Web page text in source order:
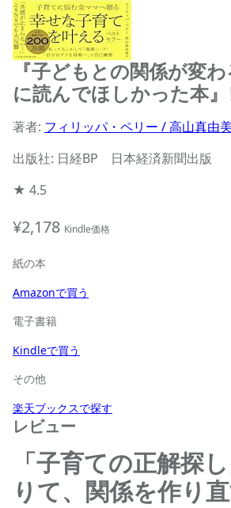
『子どもとの関係が変
に読んでほしかった本
著者: フィリッパ・ペリー / 高山真由美
出版社: 日経BP 日本経済新聞出版
★ 4.5
¥2,178 Kindle価格
紙の本
Amazonで買う
電子書籍
Kindleで買う
その他
楽天ブックスで探す
レビュー
「子育ての正解探
りて、関係を作り